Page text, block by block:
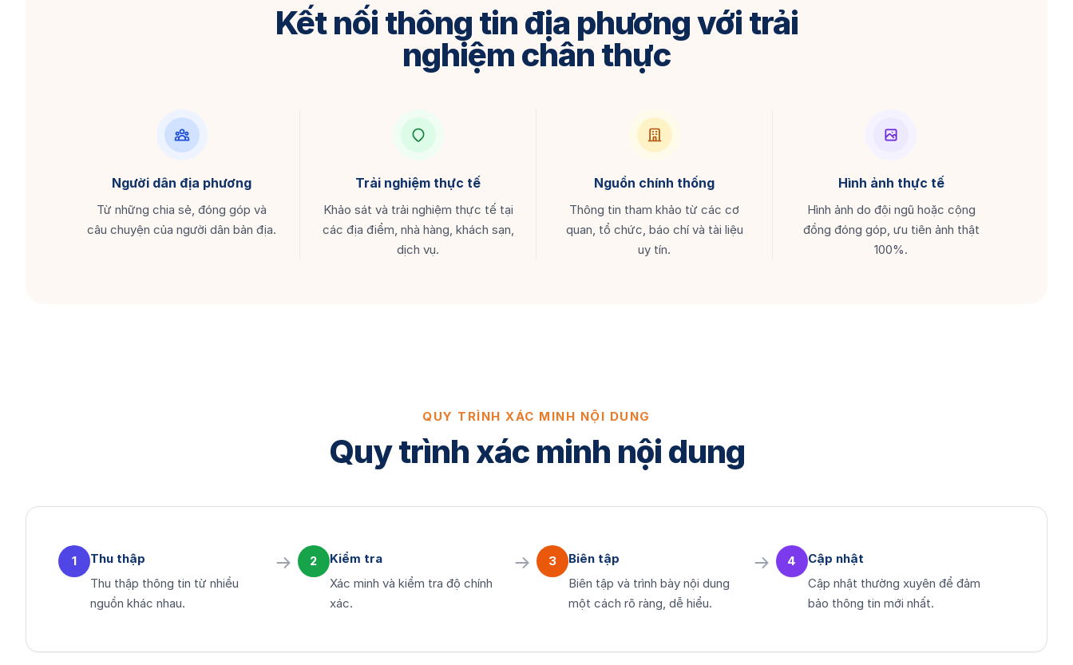
Kết nối thông tin địa phương với trải
nghiệm chân thực
Người dân địa phương
Từ những chia sẻ, đóng góp và
câu chuyện của người dân bản địa.
Trải nghiệm thực tế
Khảo sát và trải nghiệm thực tế tại
các địa điểm, nhà hàng, khách sạn,
dịch vụ.
Nguồn chính thống
Thông tin tham khảo từ các cơ
quan, tổ chức, báo chí và tài liệu
uy tín.
Hình ảnh thực tế
Hình ảnh do đội ngũ hoặc cộng
đồng đóng góp, ưu tiên ảnh thật
100%.
QUY TRÌNH XÁC MINH NỘI DUNG
Quy trình xác minh nội dung
1
Thu thập
Thu thập thông tin từ nhiều
nguồn khác nhau.
2
Kiểm tra
Xác minh và kiểm tra độ chính
xác.
3
Biên tập
Biên tập và trình bày nội dung
một cách rõ ràng, dễ hiểu.
4
Cập nhật
Cập nhật thường xuyên để đảm
bảo thông tin mới nhất.